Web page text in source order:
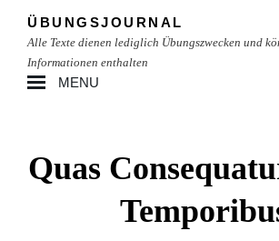
content
ÜBUNGSJOURNAL
Alle Texte dienen lediglich Übungszwecken und
Informationen enthalten
MENU
Quas